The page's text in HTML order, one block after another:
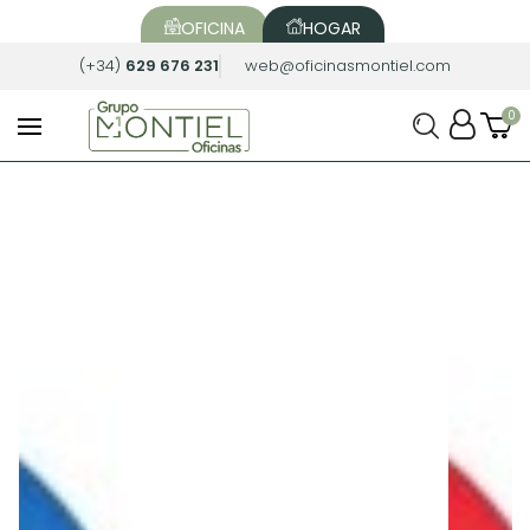
OFICINA HOGAR
(+34) 629 676 231 web@oficinasmontiel.com